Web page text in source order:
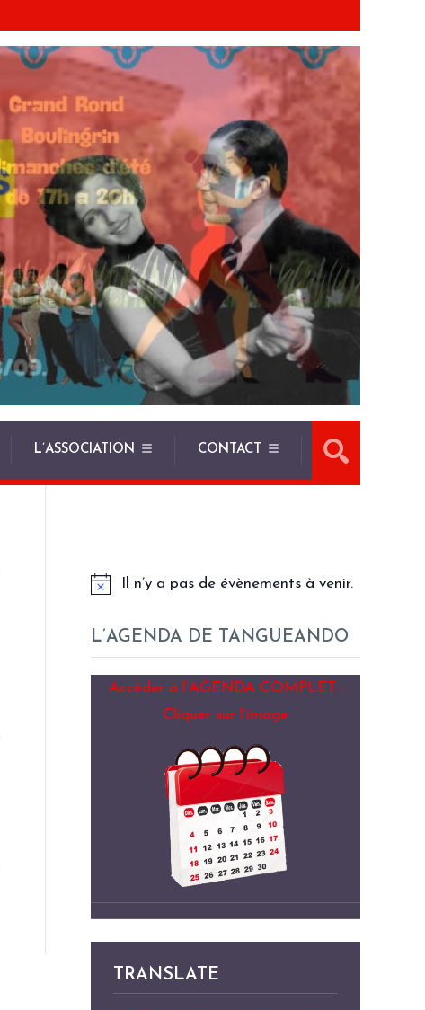
L’ASSOCIATION CONTACT
Il n’y a pas de évènements à venir.
L’AGENDA DE TANGUEANDO
Accéder à l’AGENDA COMPLET :
Cliquer sur l’image
TRANSLATE